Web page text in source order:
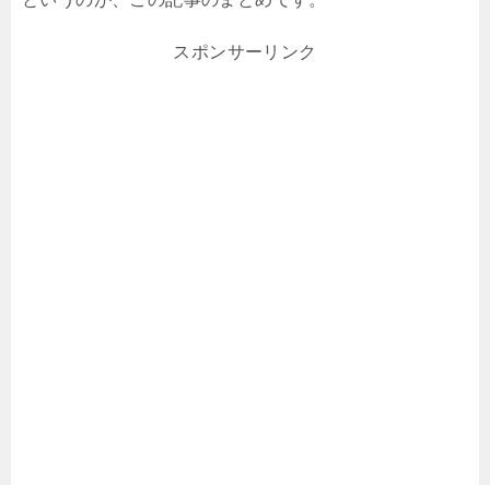
スポンサーリンク